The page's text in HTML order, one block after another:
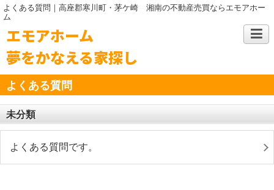
よくある質問｜高座郡寒川町・茅ケ崎 湘南の不動産売買ならエモアホー
ム
エモアホーム
夢をかなえる家探し
よくある質問
未分類
よくある質問です。